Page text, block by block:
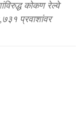
कोकण रेल्वे
प्रवाशांवर